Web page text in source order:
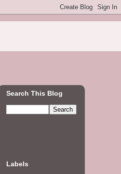
Search This Blog
Labels